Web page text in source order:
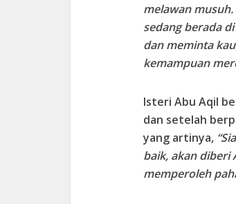
melawan
sedang berada
dan meminta
kemampuan
Isteri Abu Aqil
dan setelah
yang artinya,
baik, akan diberi
memperoleh